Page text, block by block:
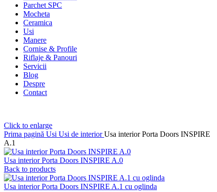
Parchet SPC
Mocheta
Ceramica
Usi
Manere
Cornise & Profile
Riflaje & Panouri
Servicii
Blog
Despre
Contact
Click to enlarge
Prima pagină Usi Usi de interiorUsa interior Porta Doors INSPIRE
A.1
Usa interior Porta Doors INSPIRE A.0
Back to products
Usa interior Porta Doors INSPIRE A.1 cu oglinda